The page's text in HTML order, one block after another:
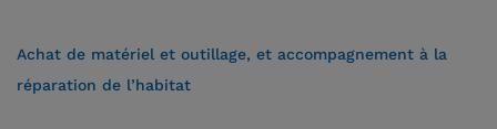
Achat de matériel et outillage, et accompagnement à la
réparation de l’habitat